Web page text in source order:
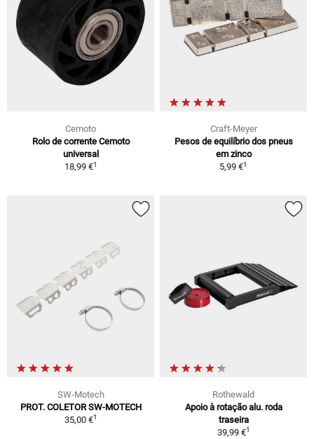
Cemoto
Rolo de corrente Cemoto
universal
18,99 €1
Craft-Meyer
Pesos de equilíbrio dos pneus
em zinco
5,99 €1
SW-Motech
PROT. COLETOR SW-MOTECH
35,00 €1
Rothewald
Apoio à rotação alu. roda
traseira
39,99 €1